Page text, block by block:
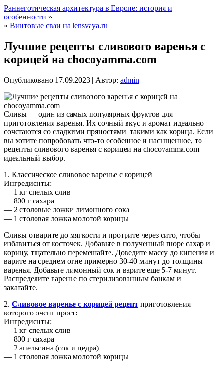
Раннеготическая архитектура в Европе: история и
особенности »
« Винтовые сваи на lensvaya.ru
Лучшие рецепты сливового варенья с
корицей на chocoyamma.com
Опубликовано 17.09.2023 | Автор: admin
Сливы — один из самых популярных фруктов для
приготовления варенья. Их сочный вкус и аромат идеально
сочетаются со сладкими пряностями, такими как корица. Если
вы хотите попробовать что-то особенное и насыщенное, то
рецепты сливового варенья с корицей на chocoyamma.com —
идеальный выбор.
1. Классическое сливовое варенье с корицей
Ингредиенты:
— 1 кг спелых слив
— 800 г сахара
— 2 столовые ложки лимонного сока
— 1 столовая ложка молотой корицы
Сливы отварите до мягкости и протрите через сито, чтобы
избавиться от косточек. Добавьте в полученный пюре сахар и
корицу, тщательно перемешайте. Доведите массу до кипения и
варите на среднем огне примерно 30-40 минут до толщины
варенья. Добавьте лимонный сок и варите еще 5-7 минут.
Распределите варенье по стерилизованным банкам и
закатайте.
2. Сливовое варенье с корицей рецепт приготовления
которого очень прост:
Ингредиенты:
— 1 кг спелых слив
— 800 г сахара
— 2 апельсина (сок и цедра)
— 1 столовая ложка молотой корицы